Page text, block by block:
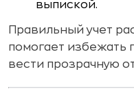
выпиской.
Правильный учет
помогает избежать
вести прозрачную